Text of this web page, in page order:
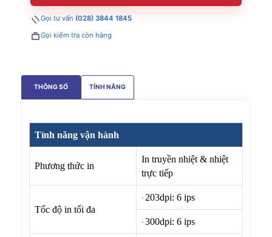
Gọi tư vấn (028) 3844 1845
Gọi kiểm tra còn hàng
THÔNG SỐ TÍNH NĂNG
Tính năng vận hành
Phương thức in
In truyền nhiệt & nhiệt
trực tiếp
Tốc độ in tối đa
· 203dpi: 6 ips
· 300dpi: 6 ips